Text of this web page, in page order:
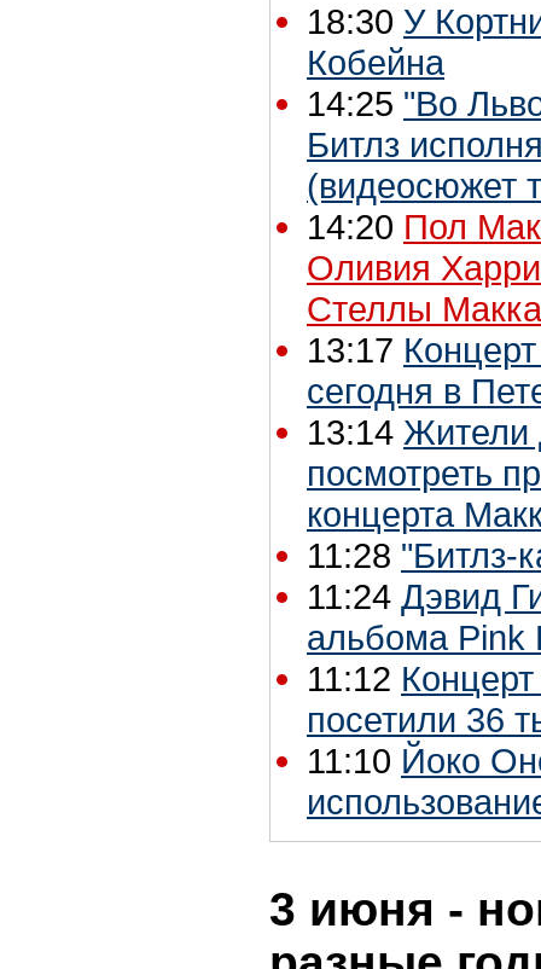
18:30 У
Кобейна
14:25 "Во
Битлз
(видеосюжет
14:20 Пол
Оливия
Стеллы
13:17
сегодня в
13:14 Жители
посмотреть
концерта
11:28 "Битлз-
11:24 Дэвид
альбома Pink
11:12
посетили 36
11:10 Йоко
3 июня -